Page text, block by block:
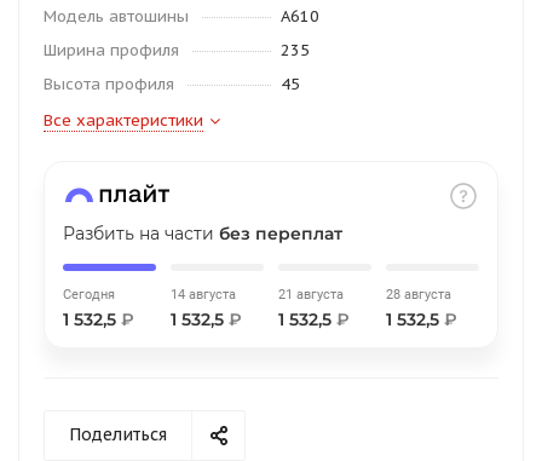
Модель автошины
A610
Ширина профиля
235
Высота профиля
45
Все характеристики
Разбить на части без переплат
Сегодня
1 532,5 ₽
14 августа
1 532,5 ₽
21 августа
1 532,5 ₽
28 августа
1 532,5 ₽
Поделиться